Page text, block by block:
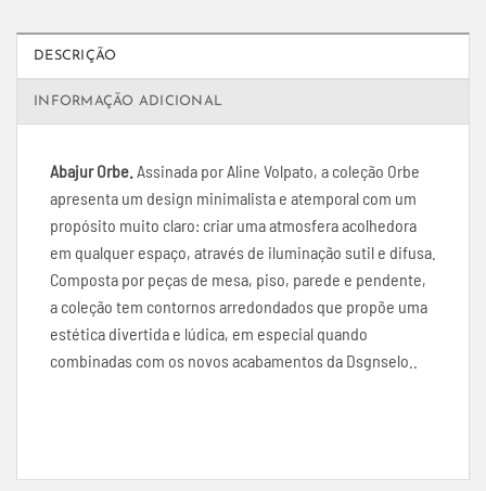
DESCRIÇÃO
INFORMAÇÃO ADICIONAL
Abajur Orbe. Assinada por Aline Volpato, a coleção Orbe
apresenta um design minimalista e atemporal com um
propósito muito claro: criar uma atmosfera acolhedora
em qualquer espaço, através de iluminação sutil e difusa.
Composta por peças de mesa, piso, parede e pendente,
a coleção tem contornos arredondados que propõe uma
estética divertida e lúdica, em especial quando
combinadas com os novos acabamentos da Dsgnselo..